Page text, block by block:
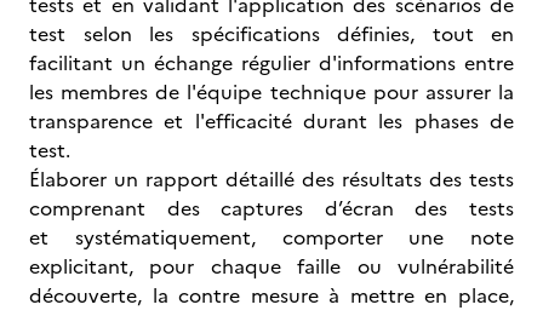
test selon les spécifications définies, tout en
facilitant un échange régulier d'informations entre
les membres de l'équipe technique pour assurer la
transparence et l'efficacité durant les phases de
test.
Élaborer un rapport détaillé des résultats des tests
comprenant des captures d’écran des tests
et systématiquement, comporter une note
explicitant, pour chaque faille ou vulnérabilité
découverte, la contre mesure à mettre en place,